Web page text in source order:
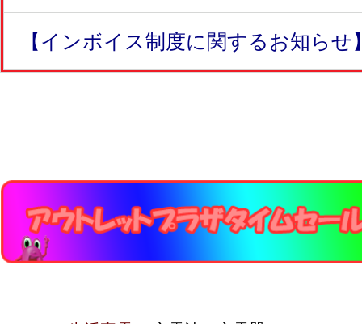
【インボイス制度に関するお知らせ